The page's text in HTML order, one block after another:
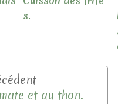
s.
et au thon.